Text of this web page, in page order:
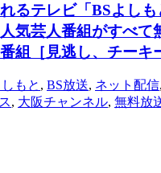
るテレビ「BSよし
気芸人番組がすべて
組［見逃し、チーキ
もと , BS放送, ネット配信,
, 大阪チャンネル, 無料放